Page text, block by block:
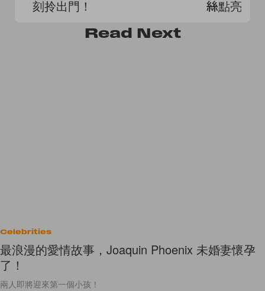
刻拎出門！
絲點亮夏
Read Next
Celebrities
最浪漫的愛情故事，Joaquin Phoenix 未婚妻懷孕
了！
兩人即將迎來第一個小孩！